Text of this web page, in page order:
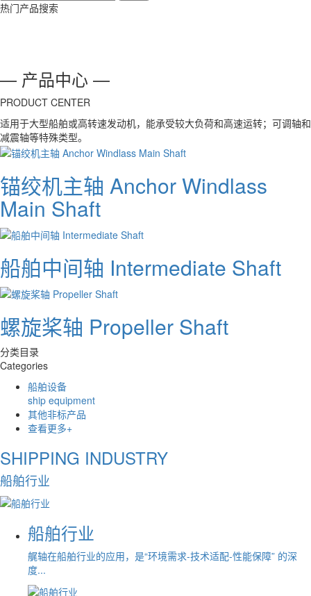
热门产品搜索
— 产品中心 —
PRODUCT CENTER
适用于大型船舶或高转速发动机，能承受较大负荷和高速运转；可调轴和
减震轴等特殊类型。
锚绞机主轴 Anchor Windlass
Main Shaft​
船舶中间轴 Intermediate Shaft​
螺旋桨轴 Propeller Shaft
分类目录
Categories
船舶设备
ship equipment
其他非标产品
查看更多+
SHIPPING INDUSTRY
船舶行业
船舶行业
艉轴在船舶行业的应用，是“环境需求-技术适配-性能保障” 的深
度...